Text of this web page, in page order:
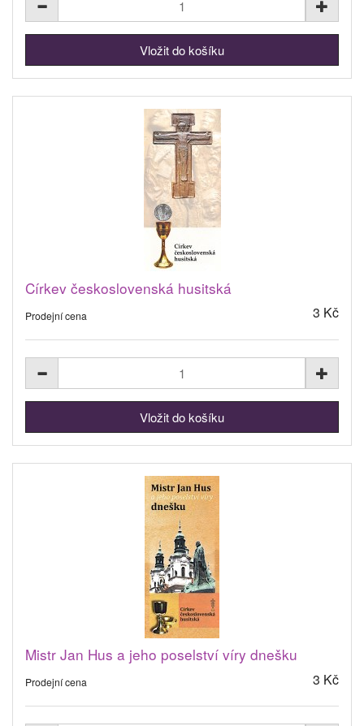
Církev československá husitská
Prodejní cena 3 Kč
Mistr Jan Hus a jeho poselství víry dnešku
Prodejní cena 3 Kč